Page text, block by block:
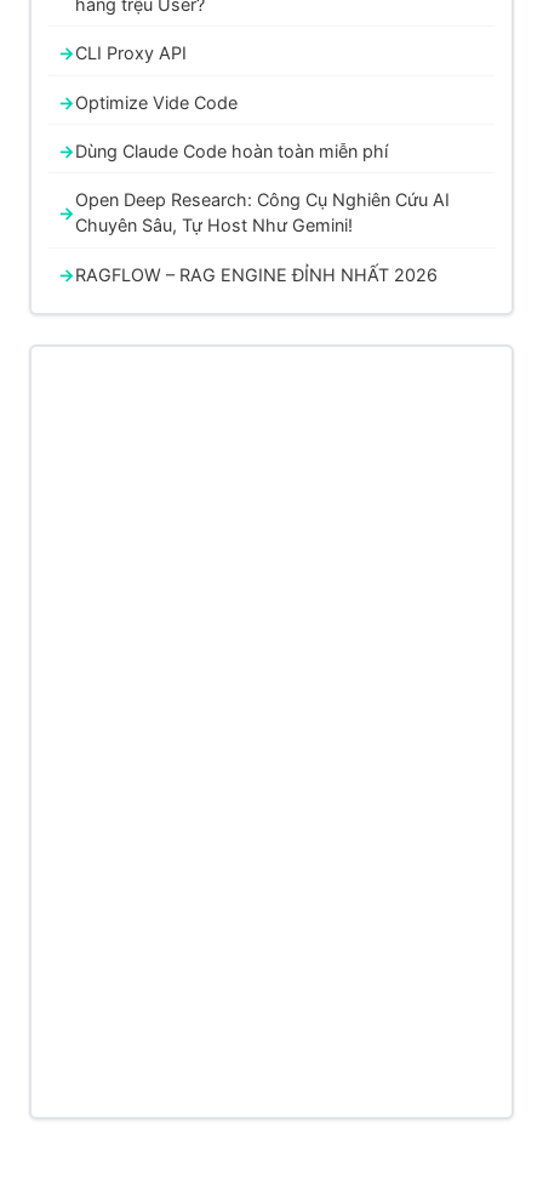
hàng trệu User?
CLI Proxy API
Optimize Vide Code
Dùng Claude Code hoàn toàn miễn phí
Open Deep Research: Công Cụ Nghiên Cứu AI
Chuyên Sâu, Tự Host Như Gemini!
RAGFLOW – RAG ENGINE ĐỈNH NHẤT 2026